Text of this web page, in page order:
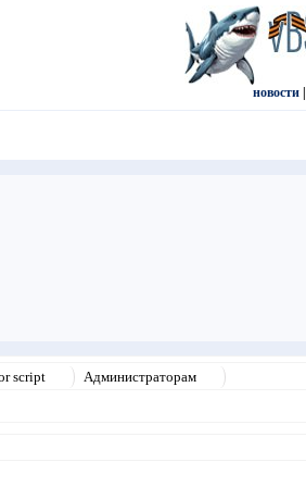
новости
script
Администраторам